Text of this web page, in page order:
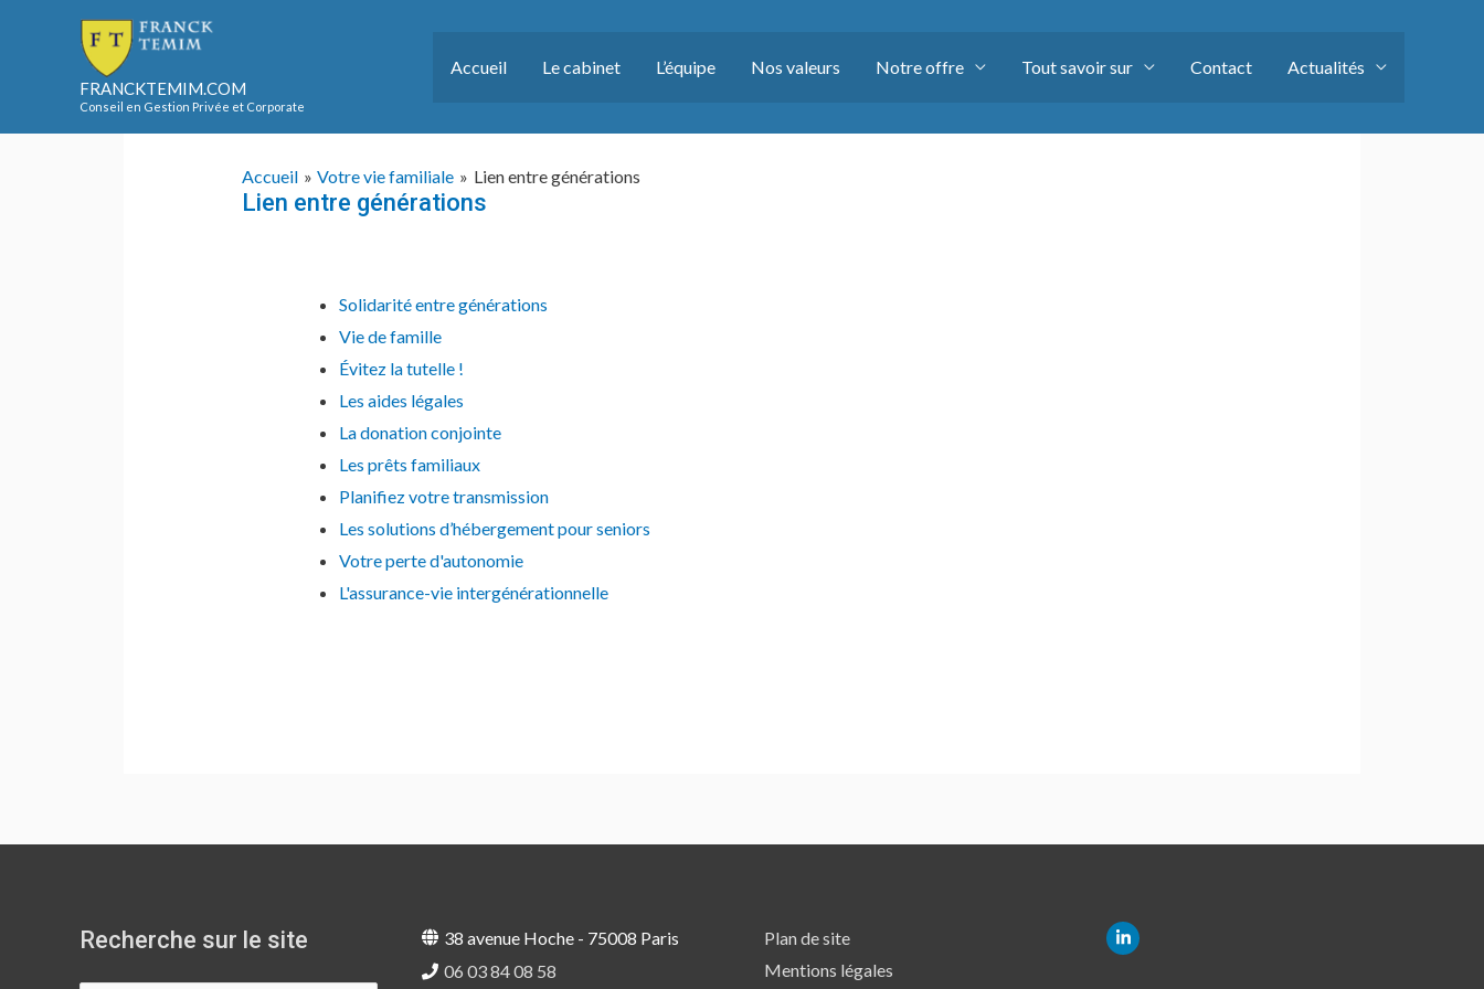
FRANCKTEMIM.COM
Conseil en Gestion Privée et Corporate
Accueil Le cabinet L’équipe Nos valeurs Notre offre Tout savoir sur Contact Actualités
Accueil Votre vie familiale Lien entre générations
Lien entre générations
Solidarité entre générations
Vie de famille
Évitez la tutelle !
Les aides légales
La donation conjointe
Les prêts familiaux
Planifiez votre transmission
Les solutions d’hébergement pour seniors
Votre perte d'autonomie
L'assurance-vie intergénérationnelle
Recherche sur le site
38 avenue Hoche - 75008 Paris
06 03 84 08 58
Plan de site
Mentions légales